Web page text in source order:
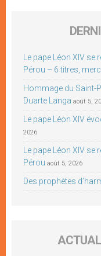
Le pape Léon XIV se
Pérou – 6 titres,
Hommage du Saint-
Duarte Langa août 5,
Le pape Léon XIV
2026
Le pape Léon XIV se
Pérou août 5, 2026
Des prophètes